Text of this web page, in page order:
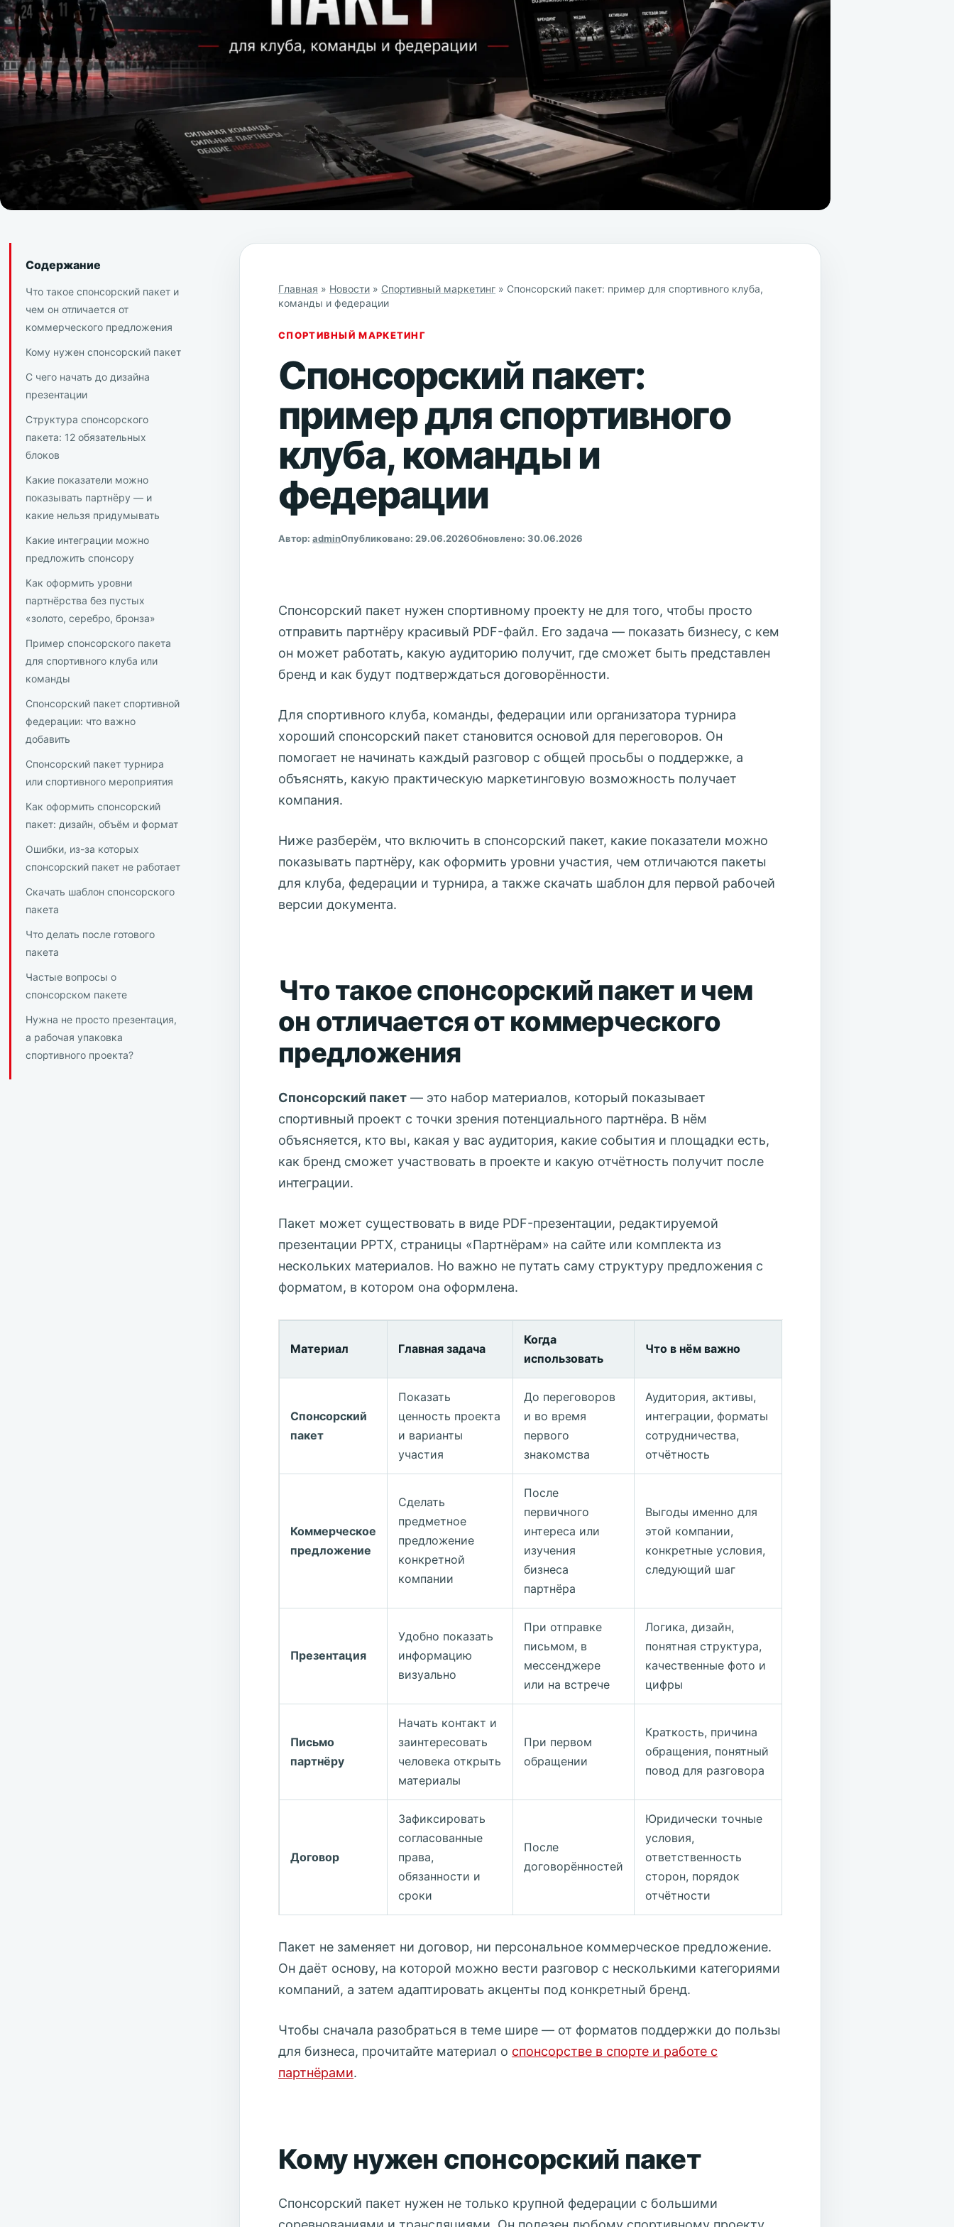
Содержание
Что такое спонсорский пакет и
чем он отличается от
коммерческого предложения
Кому нужен спонсорский пакет
С чего начать до дизайна
презентации
Структура спонсорского
пакета: 12 обязательных
блоков
Какие показатели можно
показывать партнёру — и
какие нельзя придумывать
Какие интеграции можно
предложить спонсору
Как оформить уровни
партнёрства без пустых
«золото, серебро, бронза»
Пример спонсорского пакета
для спортивного клуба или
команды
Спонсорский пакет спортивной
федерации: что важно
добавить
Спонсорский пакет турнира
или спортивного мероприятия
Как оформить спонсорский
пакет: дизайн, объём и формат
Ошибки, из-за которых
спонсорский пакет не работает
Скачать шаблон спонсорского
пакета
Что делать после готового
пакета
Частые вопросы о
спонсорском пакете
Нужна не просто презентация,
а рабочая упаковка
спортивного проекта?
Главная » Новости » Спортивный маркетинг » Спонсорский пакет: пример для спортивного клуба,
команды и федерации
СПОРТИВНЫЙ МАРКЕТИНГ
Спонсорский пакет:
пример для спортивного
клуба, команды и
федерации
Автор:adminОпубликовано: 29.06.2026Обновлено: 30.06.2026
Спонсорский пакет нужен спортивному проекту не для того, чтобы просто
отправить партнёру красивый PDF-файл. Его задача — показать бизнесу, с кем
он может работать, какую аудиторию получит, где сможет быть представлен
бренд и как будут подтверждаться договорённости.
Для спортивного клуба, команды, федерации или организатора турнира
хороший спонсорский пакет становится основой для переговоров. Он
помогает не начинать каждый разговор с общей просьбы о поддержке, а
объяснять, какую практическую маркетинговую возможность получает
компания.
Ниже разберём, что включить в спонсорский пакет, какие показатели можно
показывать партнёру, как оформить уровни участия, чем отличаются пакеты
для клуба, федерации и турнира, а также скачать шаблон для первой рабочей
версии документа.
Что такое спонсорский пакет и чем
он отличается от коммерческого
предложения
Спонсорский пакет — это набор материалов, который показывает
спортивный проект с точки зрения потенциального партнёра. В нём
объясняется, кто вы, какая у вас аудитория, какие события и площадки есть,
как бренд сможет участвовать в проекте и какую отчётность получит после
интеграции.
Пакет может существовать в виде PDF-презентации, редактируемой
презентации PPTX, страницы «Партнёрам» на сайте или комплекта из
нескольких материалов. Но важно не путать саму структуру предложения с
форматом, в котором она оформлена.
Материал Главная задача
Когда
использовать
Что в нём важно
Спонсорский
пакет
Показать
ценность проекта
и варианты
участия
До переговоров
и во время
первого
знакомства
Аудитория, активы,
интеграции, форматы
сотрудничества,
отчётность
Коммерческое
предложение
Сделать
предметное
предложение
конкретной
компании
После
первичного
интереса или
изучения
бизнеса
партнёра
Выгоды именно для
этой компании,
конкретные условия,
следующий шаг
Презентация
Удобно показать
информацию
визуально
При отправке
письмом, в
мессенджере
или на встрече
Логика, дизайн,
понятная структура,
качественные фото и
цифры
Письмо
партнёру
Начать контакт и
заинтересовать
человека открыть
материалы
При первом
обращении
Краткость, причина
обращения, понятный
повод для разговора
Договор
Зафиксировать
согласованные
права,
обязанности и
сроки
После
договорённостей
Юридически точные
условия,
ответственность
сторон, порядок
отчётности
Пакет не заменяет ни договор, ни персональное коммерческое предложение.
Он даёт основу, на которой можно вести разговор с несколькими категориями
компаний, а затем адаптировать акценты под конкретный бренд.
Чтобы сначала разобраться в теме шире — от форматов поддержки до пользы
для бизнеса, прочитайте материал о спонсорстве в спорте и работе с
партнёрами.
Кому нужен спонсорский пакет
Спонсорский пакет нужен не только крупной федерации с большими